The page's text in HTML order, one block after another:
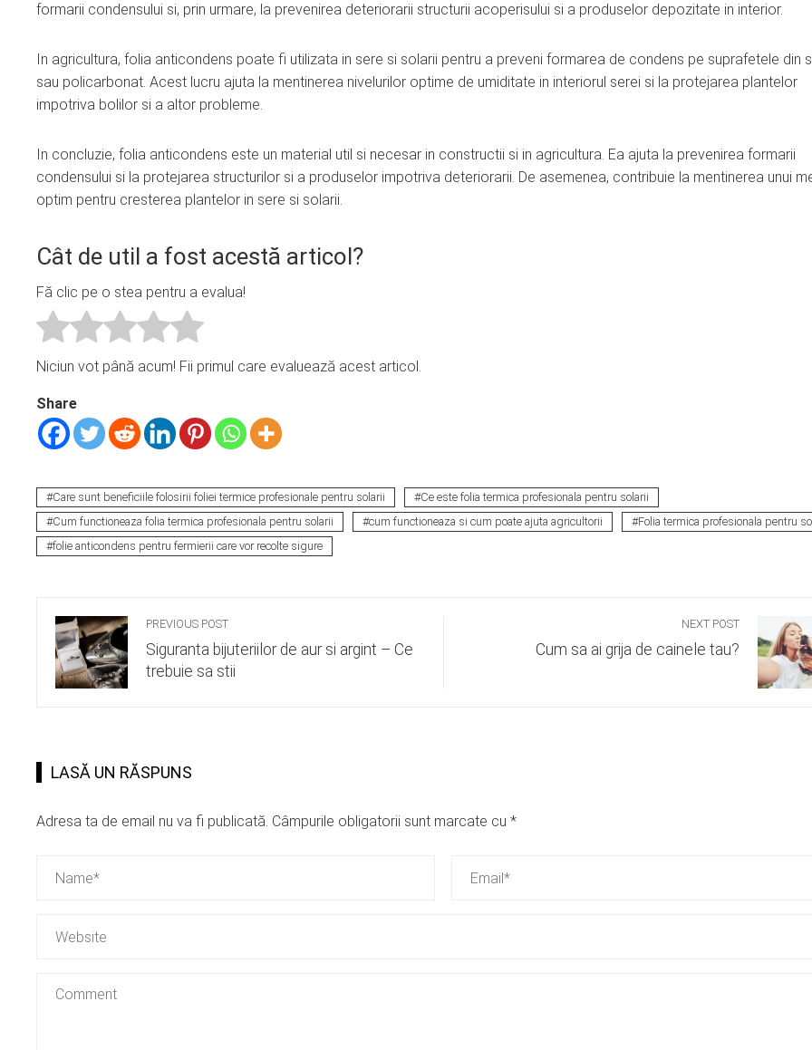
formarii condensului si, prin urmare, la prevenirea deteriorarii structurii acoperisului si a produselor depozitate in interior.
In agricultura, folia anticondens poate fi utilizata in sere si solarii pentru a preveni formarea de condens pe suprafetele din
sau policarbonat. Acest lucru ajuta la mentinerea nivelurilor optime de umiditate in interiorul serei si la protejarea plantelor
impotriva bolilor si a altor probleme.
In concluzie, folia anticondens este un material util si necesar in constructii si in agricultura. Ea ajuta la prevenirea formarii
condensului si la protejarea structurilor si a produselor impotriva deteriorarii. De asemenea, contribuie la mentinerea unui
optim pentru cresterea plantelor in sere si solarii.
Cât de util a fost acestă articol?
Fă clic pe o stea pentru a evalua!
Niciun vot până acum! Fii primul care evaluează acest articol.
Share
Care sunt beneficiile folosirii foliei termice profesionale pentru solarii
Ce este folia termica profesionala pentru solarii
Cum functioneaza folia termica profesionala pentru solarii
cum functioneaza si cum poate ajuta agricultorii
Folia termica profesionala pentru
folie anticondens pentru fermierii care vor recolte sigure
PREVIOUS POST
Siguranta bijuteriilor de aur si argint – Ce
trebuie sa stii
NEXT POST
Cum sa ai grija de cainele tau?
LASĂ UN RĂSPUNS
Adresa ta de email nu va fi publicată. Câmpurile obligatorii sunt marcate cu *